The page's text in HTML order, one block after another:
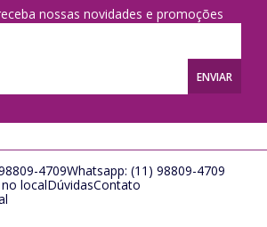
nossas novidades e promoções
ENVIAR
4709Whatsapp: (11) 98809-4709
localDúvidasContato